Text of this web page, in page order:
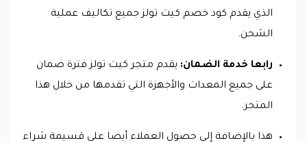
الذي يقدم كود خصم كيت تولز جميع تكاليف عملية
الشحن.
رابعا خدمة الضمان: يقدم متجر كيت تولز فترة ضمان
على جميع المعدات والأجهزة التي تقدمها من خلال هذا
المتجر.
هذا بالإضافة إلى حصول العملاء أيضا على قسيمة شراء